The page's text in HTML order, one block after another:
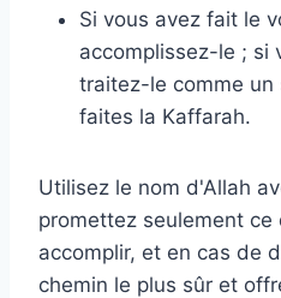
Si vous avez fait le
accomplissez-le ; si
traitez-le comme un
faites la Kaffarah.
Utilisez le nom d'Allah
promettez seulement ce
accomplir, et en cas de
chemin le plus sûr et